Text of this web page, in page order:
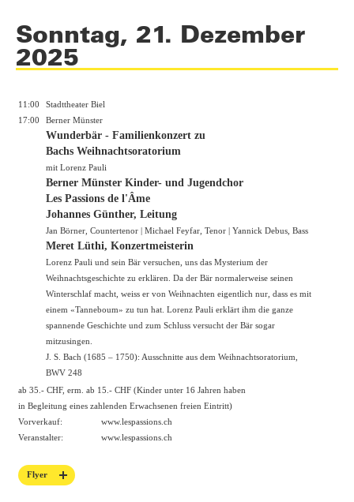
Sonntag, 21. Dezember
2025
11:00
Stadttheater Biel
17:00
Berner Münster
Wunderbär - Familienkonzert zu
Bachs Weihnachtsoratorium
mit Lorenz Pauli
Berner Münster Kinder- und Jugendchor
Les Passions de l'Âme
Johannes Günther, Leitung
Jan Börner, Countertenor | Michael Feyfar, Tenor | Yannick Debus, Bass
Meret Lüthi, Konzertmeisterin
Lorenz Pauli und sein Bär versuchen, uns das Mysterium der
Weihnachtsgeschichte zu erklären. Da der Bär normalerweise seinen
Winterschlaf macht, weiss er von Weihnachten eigentlich nur, dass es mit
einem «Tanneboum» zu tun hat. Lorenz Pauli erklärt ihm die ganze
spannende Geschichte und zum Schluss versucht der Bär sogar
mitzusingen.
J. S. Bach (1685 – 1750): Ausschnitte aus dem Weihnachtsoratorium,
BWV 248
ab 35.- CHF, erm. ab 15.- CHF (Kinder unter 16 Jahren haben
in Begleitung eines zahlenden Erwachsenen freien Eintritt)
Vorverkauf:
www.lespassions.ch
Veranstalter:
www.lespassions.ch
Flyer